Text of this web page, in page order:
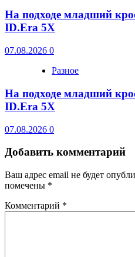
На подходе младший
ID.Era 5X
07.08.2026 0
Разное
На подходе младший
ID.Era 5X
07.08.2026 0
Добавить комментарий
Ваш адрес email не будет
помечены *
Комментарий *